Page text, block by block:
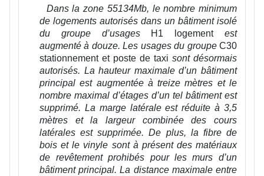
Dans la zone 55134Mb, le nombre minimum
de logements autorisés dans un bâtiment isolé
du groupe d’usages H1 logement est
augmenté à douze. Les usages du groupe C30
stationnement et poste de taxi sont désormais
autorisés. La hauteur maximale d’un bâtiment
principal est augmentée à treize mètres et le
nombre maximal d’étages d’un tel bâtiment est
supprimé. La marge latérale est réduite à 3,5
mètres et la largeur combinée des cours
latérales est supprimée. De plus, la fibre de
bois et le vinyle sont à présent des matériaux
de revêtement prohibés pour les murs d’un
bâtiment principal. La distance maximale entre